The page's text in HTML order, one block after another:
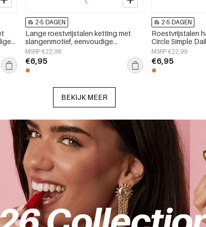
2-5 DAGEN
Lange roestvrijstalen ketting met
slangenmotief, eenvoudige
dagelijkse sieradenserie voor dames.
MSRP €22,99
€6,95
2-5 DAGEN
Roestvrijstalen
Circle Simple
damessieraden
MSRP €22,99
€6,95
BEKIJK MEER